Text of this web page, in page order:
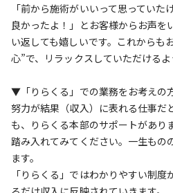
「前から施術がいいって思っていた
良かったよ！」とお客様からお声を
い返しても嬉しいです。これからも
心”で、リラックスしていただけるよ
▼「りらくる」での業務をお考えの
努力が結果（収入）に表れる仕事だ
も、りらくる本部のサポートがあり
踏み入れてみてください。一生もの
ます。
「りらくる」ではわかりやすい制